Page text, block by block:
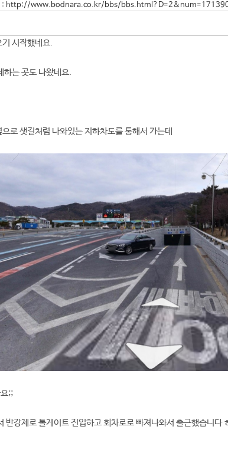
: http://www.bodnara.co.kr/bbs/
시작했네요.
하는 곳도 나왔네요.
로 샛길처럼 나와있는 지하차도를 통해서 가는데
;;
반강제로 톨게이트 진입하고 회차로로 빠져나와서 출근했습니다